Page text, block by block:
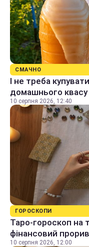
СМАЧНО
І не треба
домашнього квасу
10 серпня 2026, 12:40
ГОРОСКОПИ
Таро-гороскоп на
фінансовий
10 серпня 2026, 12:00